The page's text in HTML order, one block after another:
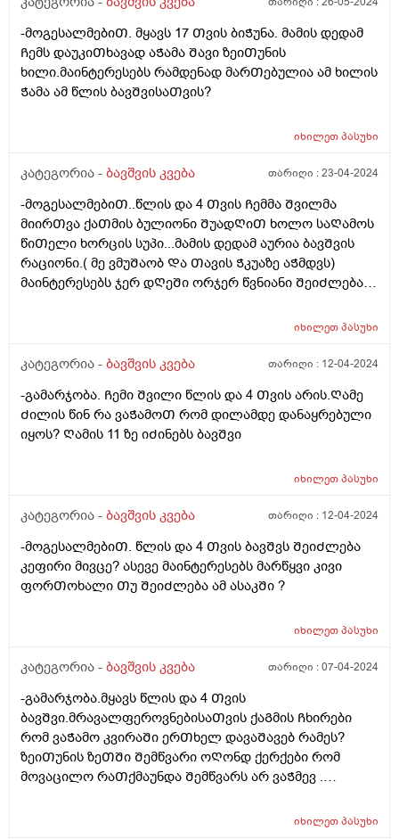
-მოგესალმებიᲗ. მყავს 17 Თვის ბიᲭუნა. მამის დედამ
Ჩემს დაუკიᲗხავად აᲭამა Შავი ზეიᲗუნის
ხილი.მაინტერესებს რამდენად მარᲗებულია ამ ხილის
Ჭამა ამ წლის ბავᲨვისაᲗვის?
იხილეთპასუხი
კატეგორია - ბავშვის კვება თარიღი :23-04-2024
-მოგესალმებიᲗ..წლის და 4 Თვის Ჩემმა Შვილმა
მიირᲗვა ქაᲗმის ბულიონი ᲨუადᲦიᲗ ხოლო საᲦამოს
წიᲗელი ხორცის სუპი...მამის დედამ აურია ბავᲨვის
რაციონი.( მე ვმუᲨაობ Და Თავის Ჭკუაზე აᲭმდვს)
მაინტერესებს ჯერ დᲦეᲨი ორჯერ წვნიანი ᲨეიᲫლება?
ერᲗ დᲦეს არ ვნებს? Ღამე ვნახე მუცელზე წიᲗლად
რეაქცია. ᲦმერᲗმა იცის რამდენი რამ.აᲭამა Ჩემს
იხილეთპასუხი
კატეგორია - ბავშვის კვება თარიღი : 12-04-2024
-გამარჯობა. Ჩემი Შვილი წლის და 4 Თვის არის.Ღამე
Ძილის წინ რა ვაᲭამოᲗ რომ დილამდე დანაყრებული
იყოს? Ღამის 11 ზე იᲫინებს ბავᲨვი
იხილეთპასუხი
კატეგორია - ბავშვის კვება თარიღი : 12-04-2024
-მოგესალმებიᲗ. წლის და 4 Თვის ბავᲨვს ᲨეიᲫლება
კეფირი მივცე? ასევე მაინტერესებს მარწყვი კივი
ფორᲗოხალი Თუ ᲨეიᲫლება ამ ასაკᲨი ?
იხილეთპასუხი
კატეგორია - ბავშვის კვება თარიღი :07-04-2024
-გამარჯობა.მყავს წლის და 4 Თვის
ბავᲨვი.მრავალფეროვნებისაᲗვის ქაᲒმის Ჩხირები
რომ ვაᲭამო კვირაᲨი ერᲗხელ დავაᲨავებ რამეს?
ზეიᲗუნის ზეᲗᲨი Შემწვარი ოᲦონდ ქერქები რომ
მოვაცილო რაᲗქმაუნდა Შემწვარს არ ვაᲭმევ .
იხილეთპასუხი